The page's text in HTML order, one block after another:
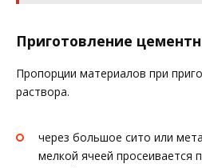
Приготовление
Пропорции материалов при
раствора.
через большое сито или
мелкой ячеей просеивается